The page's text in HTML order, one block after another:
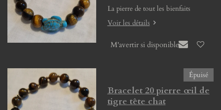
La pierre de tout les bienfaits
Voir les détails
M'avertir si disponible
Épuisé
Bracelet 20 pierre œil de
tigre tête chat